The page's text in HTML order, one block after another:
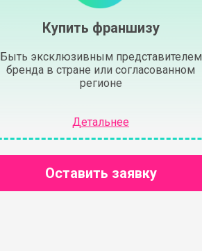
Купить франшизу
Быть эксклюзивным представителем
бренда в стране или согласованном
регионе
Детальнее
Оставить заявку